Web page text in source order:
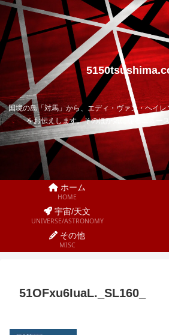
国境の島「対馬」から、エディ・ヴァン・ヘイ
をお伝えします。そのほか気になるニュー
ホーム
HOME
宇宙/天文
UNIVERSE/ASTRONOMY
その他
MISC
51OFxu6IuaL._SL160_